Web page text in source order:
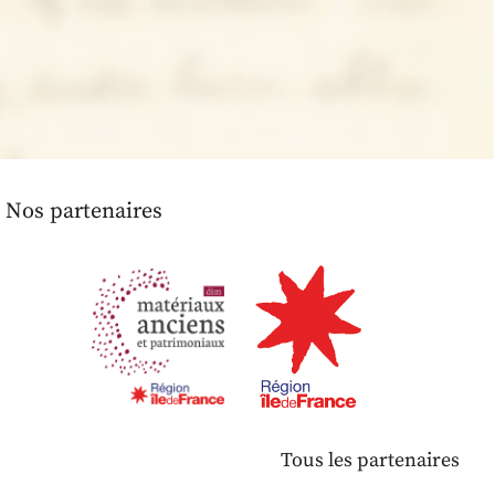
Nos partenaires
Tous les partenaires